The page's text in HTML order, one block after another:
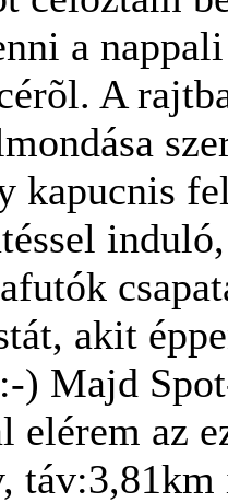
a
A
kapucnis
akit
) Majd
elérem az